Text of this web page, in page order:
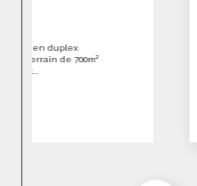
DERNIER ÉTAGE
LOCATION Ecully 69130
dernier étage en excellent
récente avec piscine.